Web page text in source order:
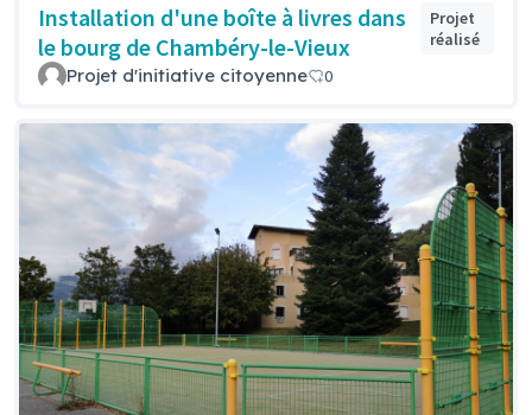
Installation d'une boîte à livres dans
le bourg de Chambéry-le-Vieux
Projet
réalisé
Projet d'initiative citoyenne 0